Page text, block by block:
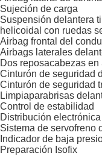
Sujeción de carga
Suspensión delantera
helicoidal con ruedas
Airbag frontal del
Airbags laterales
Dos reposacabezas
Cinturón de seguridad
Cinturón de seguridad
Limpiaparabrisas
Control de estabilidad
Distribución
Sistema de servofreno
Indicador de baja
Preparación Isofix